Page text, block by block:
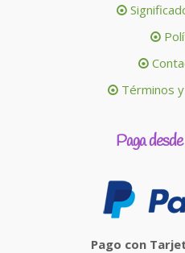
Términos y
Paga
Pago con